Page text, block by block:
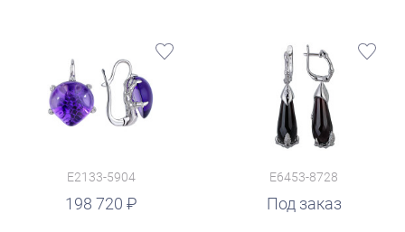
E2133-5904
198 720
E6453-8728
Под заказ